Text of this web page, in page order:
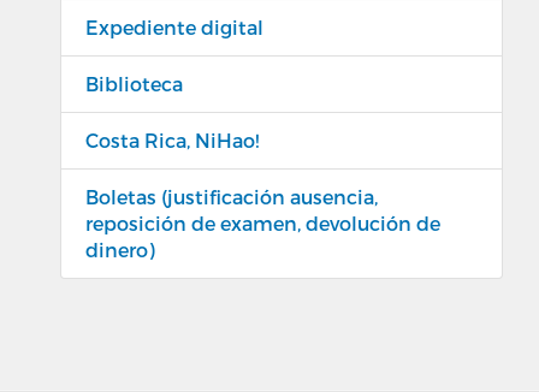
Expediente digital
Biblioteca
Costa Rica, NiHao!
Boletas (justificación ausencia,
reposición de examen, devolución de
dinero)